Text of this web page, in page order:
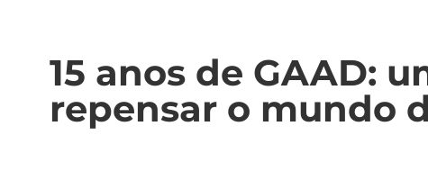
15 anos de GAAD:
repensar o mundo